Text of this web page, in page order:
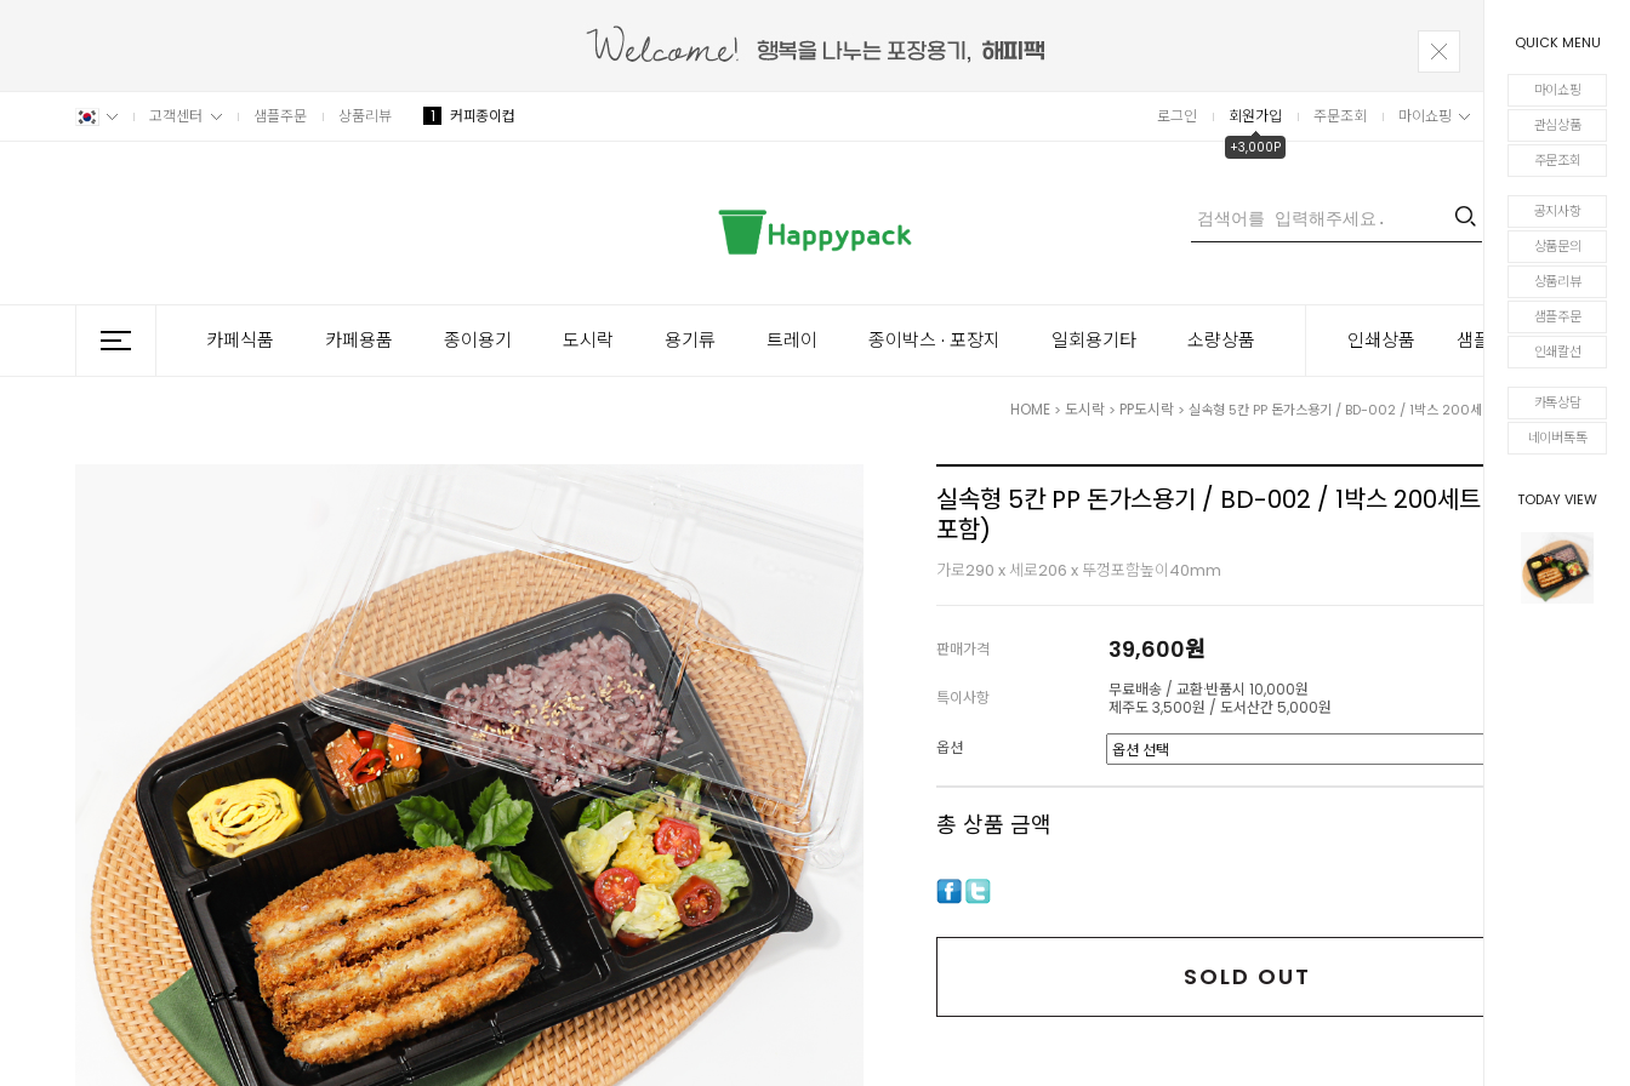
QUICK MENU
마이쇼핑
관심상품
주문조회
공지사항
상품문의
상품리뷰
샘플주문
인쇄칼선
카톡상담
네이버톡톡
TODAY VIEW
고객센터 샘플주문 상품리뷰 1 커피종이컵 로그인 회원가입
+3,000P
주문조회 마이쇼핑 장바구니
0
카페식품 카페용품 종이용기 도시락 용기류 트레이 종이박스 · 포장지 일회용기타 소량상품 인쇄상품 샘플주문
HOME > 도시락 > PP도시락 > 실속형 5칸 PP 돈가스용기 / BD-002 / 1박스 200세트(뚜껑포함)
실속형 5칸 PP 돈가스용기 / BD-002 / 1박스 200세트(뚜껑
포함)
가로290 x 세로206 x 뚜껑포함높이40mm
판매가격 39,600원
특이사항
무료배송 / 교환·반품시 10,000원
제주도 3,500원 / 도서산간 5,000원
옵션
총 상품 금액
SOLD OUT